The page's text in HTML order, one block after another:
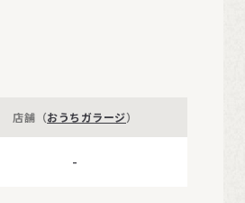
店舗（おうちガラージ）
-